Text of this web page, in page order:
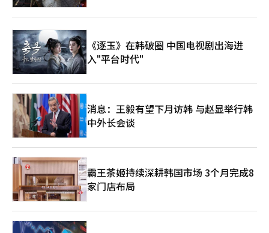
《逐玉》在韩破圈 中国电视剧出海进
入"平台时代"
消息：王毅有望下月访韩 与赵显举行韩
中外长会谈
霸王茶姬持续深耕韩国市场 3个月完成8
家门店布局